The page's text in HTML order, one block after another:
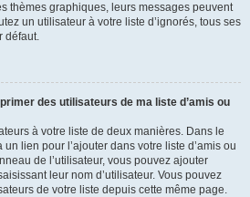
thèmes graphiques, leurs messages peuvent
un utilisateur à votre liste d’ignorés, tous ses
défaut.
des utilisateurs de ma liste d’amis ou
à votre liste de deux manières. Dans le
lien pour l’ajouter dans votre liste d’amis ou
de l’utilisateur, vous pouvez ajouter
leur nom d’utilisateur. Vous pouvez
de votre liste depuis cette même page.